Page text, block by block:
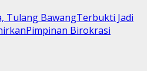
Tulang BawangTerbukti Jadi
Birokrasi